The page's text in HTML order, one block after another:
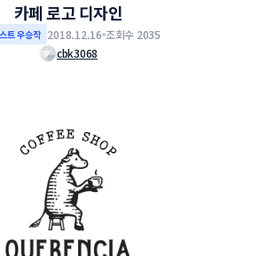
카페 로고 디자인
트 우승작 2018.12.16 조회수 2035
cbk3068